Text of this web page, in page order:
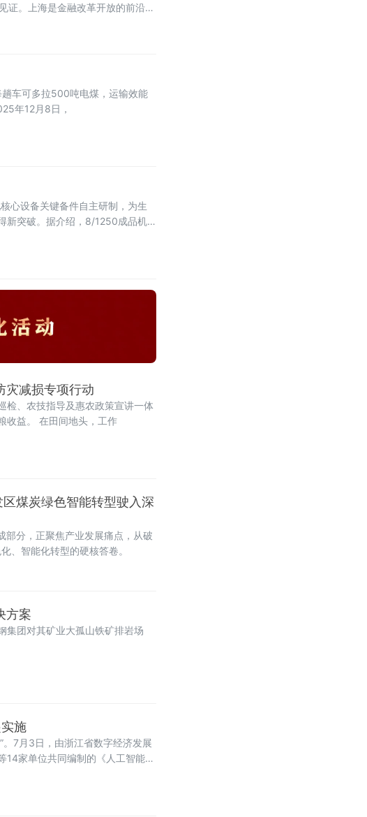
证。上海是金融改革开放的前沿阵
车可多拉500吨电煤，运输效能
年12月8日，
心设备关键备件自主研制，为生
新突破。据介绍，8/1250成品机
灾减损专项行动
检、农技指导及惠农政策宣讲一体
收益。 在田间地头，工作
煤炭绿色智能转型驶入深
分，正聚焦产业发展痛点，从破
、智能化转型的硬核答卷。
方案
集团对其矿业大孤山铁矿排岩场
施
7月3日，由浙江省数字经济发展
14家单位共同编制的《人工智能